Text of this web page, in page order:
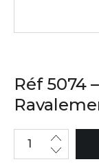
Réf 5074